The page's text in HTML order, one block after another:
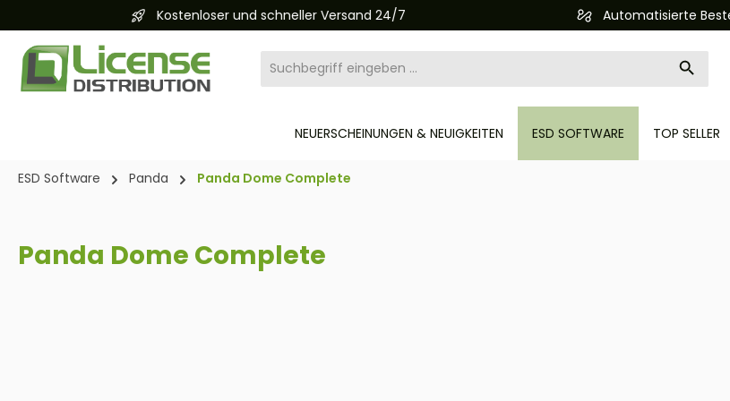
Zur Hauptnavigation springen
Kostenloser und schneller Versand 24/7 Automatisierte Bestellabwicklung (API)
NEUERSCHEINUNGEN & NEUIGKEITEN ESD SOFTWARE TOP SELLER
ESD Software Panda Panda Dome Complete
Panda Dome Complete